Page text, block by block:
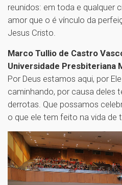
reunidos: em toda e qualquer
amor que o é vínculo da
Jesus Cristo.
Marco Tullio de Castro
Universidade Presbiteriana
Por Deus estamos aqui, por
caminhando, por causa deles
derrotas. Que possamos
o que ele tem feito na vida de